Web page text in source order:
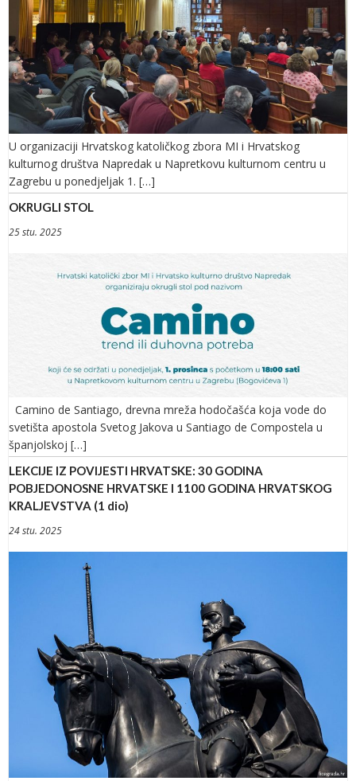
U organizaciji Hrvatskog katoličkog zbora MI i Hrvatskog
kulturnog društva Napredak u Napretkovu kulturnom centru u
Zagrebu u ponedjeljak 1. […]
OKRUGLI STOL
25 stu. 2025
Camino de Santiago, drevna mreža hodočašća koja vode do
svetišta apostola Svetog Jakova u Santiago de Compostela u
španjolskoj […]
LEKCIJE IZ POVIJESTI HRVATSKE: 30 GODINA
POBJEDONOSNE HRVATSKE I 1100 GODINA HRVATSKOG
KRALJEVSTVA (1 dio)
24 stu. 2025